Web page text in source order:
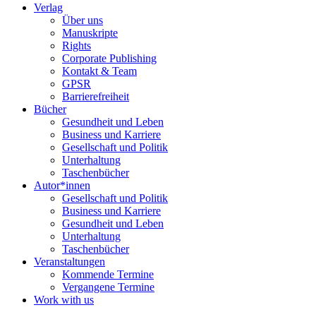
Verlag
Über uns
Manuskripte
Rights
Corporate Publishing
Kontakt & Team
GPSR
Barrierefreiheit
Bücher
Gesundheit und Leben
Business und Karriere
Gesellschaft und Politik
Unterhaltung
Taschenbücher
Autor*innen
Gesellschaft und Politik
Business und Karriere
Gesundheit und Leben
Unterhaltung
Taschenbücher
Veranstaltungen
Kommende Termine
Vergangene Termine
Work with us